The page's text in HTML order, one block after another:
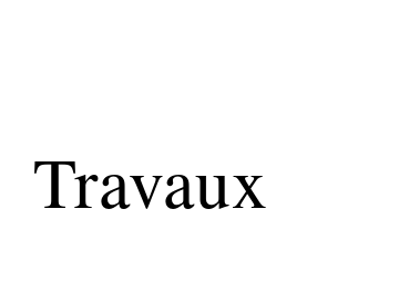
Travaux